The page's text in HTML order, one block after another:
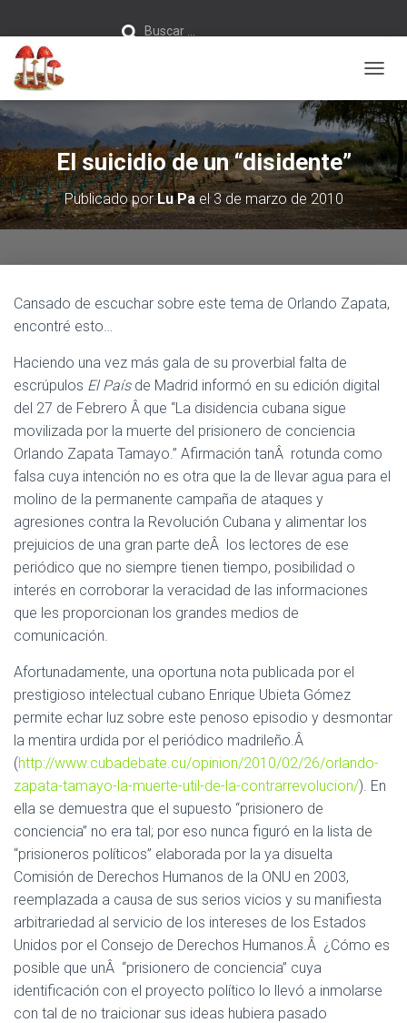
Buscar …
A
M
B
I
A
R
N
A
N
El suicidio de un “disidente”
Publicado porLu Pael3 de marzo de 2010
Cansado de escuchar sobre este tema de Orlando Zapata,
encontré esto…
Haciendo una vez más gala de su proverbial falta de
escrúpulos El Paísde Madrid informó en su edición digital
del 27 de Febrero Â que “La disidencia cubana sigue
movilizada por la muerte del prisionero de conciencia
Orlando Zapata Tamayo.” Afirmación tanÂ rotunda como
falsa cuya intención no es otra que la de llevar agua para el
molino de la permanente campaña de ataques y
agresiones contra la Revolución Cubana y alimentar los
prejuicios de una gran parte deÂ los lectores de ese
periódico que no siempre tienen tiempo, posibilidad o
interés en corroborar la veracidad de las informaciones
que les proporcionan los grandes medios de
comunicación.
Afortunadamente, una oportuna nota publicada por el
prestigioso intelectual cubano Enrique Ubieta Gómez
permite echar luz sobre este penoso episodio y desmontar
la mentira urdida por el periódico madrileño.Â
(http://www.cubadebate.cu/opinion/2010/02/26/orlando-
zapata-tamayo-la-muerte-util-de-la-contrarrevolucion/). En
ella se demuestra que el supuesto “prisionero de
conciencia” no era tal; por eso nunca figuró en la lista de
“prisioneros políticos” elaborada por la ya disuelta
Comisión de Derechos Humanos de la ONU en 2003,
reemplazada a causa de sus serios vicios y su manifiesta
arbitrariedad al servicio de los intereses de los Estados
Unidos por el Consejo de Derechos Humanos.Â ¿Cómo es
posible que unÂ “prisionero de conciencia” cuya
identificación con el proyecto político lo llevó a inmolarse
con tal de no traicionar sus ideas hubiera pasado